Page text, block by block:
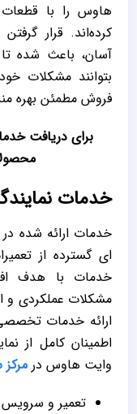
هاوس را با
کرده‌اند. قرار
آسان، باعث شده
بتوانند مشکلات
فروش مطمئن بهره
برای دریافت
خدمات
خدمات ارائه شده
‌ای گسترده از
خدمات با هدف
مشکلات عملکردی و
ارائه خدمات
اطمینان کامل از
وایت هاوس در
تعمیر و سرویس